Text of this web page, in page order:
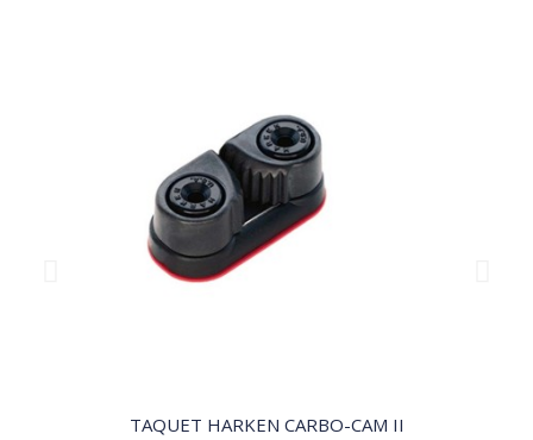
TAQUET HARKEN CARBO-CAM II